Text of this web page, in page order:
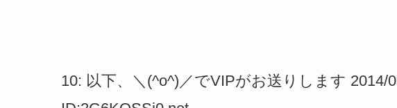
10: 以下、＼(^o^)／でVIPがお送りします 2014/